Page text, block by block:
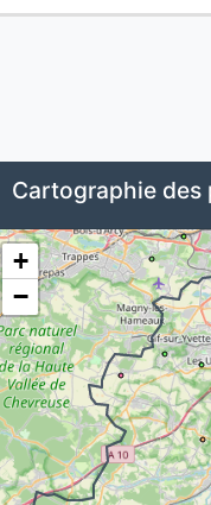
Cartographie des
+
−